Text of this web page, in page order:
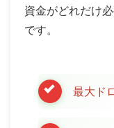
資金がどれだけ
です。
最大ド